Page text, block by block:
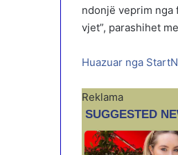
ndonjë veprim
vjet”, parashihet
Huazuar nga
Reklama